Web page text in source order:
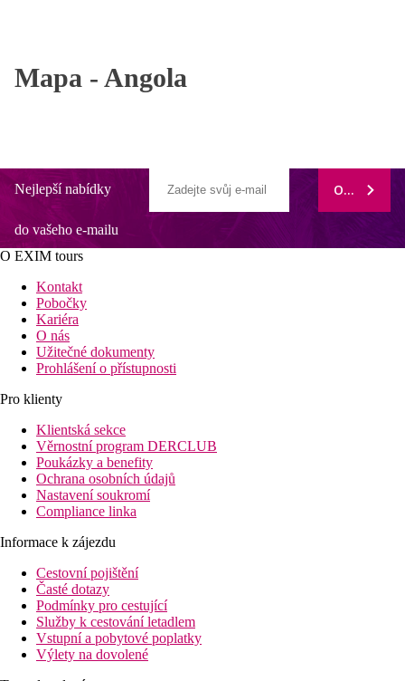
Mapa - Angola
Nejlepší nabídky
do vašeho e-mailu
ODEBÍRAT
O EXIM tours
Kontakt
Pobočky
Kariéra
O nás
Užitečné dokumenty
Prohlášení o přístupnosti
Pro klienty
Klientská sekce
Věrnostní program DERCLUB
Poukázky a benefity
Ochrana osobních údajů
Nastavení soukromí
Compliance linka
Informace k zájezdu
Cestovní pojištění
Časté dotazy
Podmínky pro cestující
Služby k cestování letadlem
Vstupní a pobytové poplatky
Výlety na dovolené